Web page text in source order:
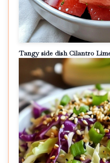
Tangy side dish Cilantro